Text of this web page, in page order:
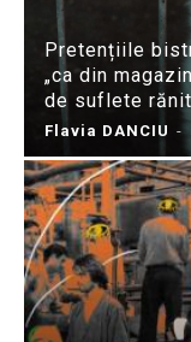
Pretențiile
„ca din
de suflete
Flavia DANCIU -